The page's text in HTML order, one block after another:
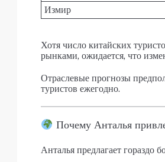
Измир
Хотя число китайских
рынками, ожидается, что
Отраслевые прогнозы
туристов ежегодно.
Почему Анталья
Анталья предлагает гораздо